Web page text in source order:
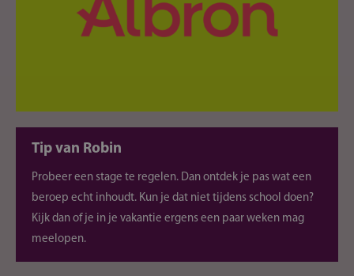
Tip van Robin
Probeer een stage te regelen. Dan ontdek je pas wat een
beroep echt inhoudt. Kun je dat niet tijdens school doen?
Kijk dan of je in je vakantie ergens een paar weken mag
meelopen.